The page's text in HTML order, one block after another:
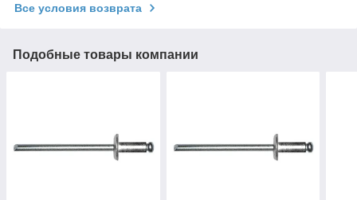
Все условия возврата
Подобные товары компании